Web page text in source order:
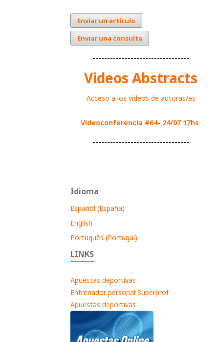
Enviar un artículo
Enviar una consulta
---------------------------------
Videos Abstracts
Acceso a los videos de autoras/es
Videoconferencia #64- 24/07 17hs
---------------------------------
Idioma
Español (España)
English
Português (Portugal)
LINKS
Apuestas deportivas
Entrenador personal Superprof
Apuestas deportivas